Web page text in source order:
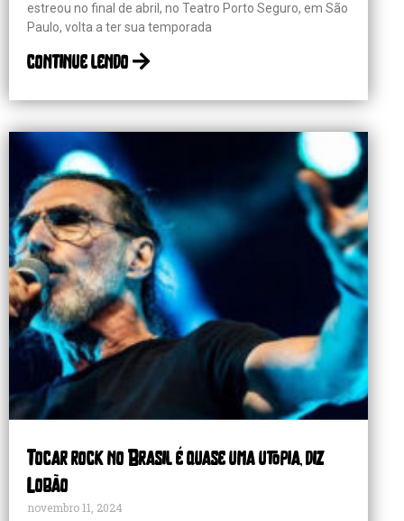
estreou no final de abril, no Teatro Porto Seguro, em São
Paulo, volta a ter sua temporada
continue lendo
Tocar rock no Brasil é quase uma utopia, diz
Lobão
novembro 11, 2024